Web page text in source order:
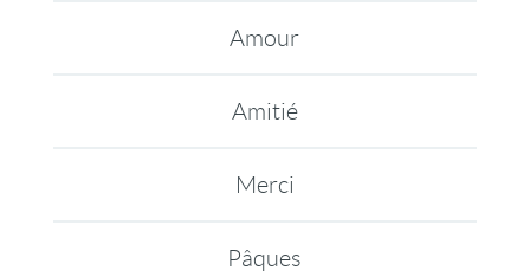
Amour
Amitié
Merci
Pâques